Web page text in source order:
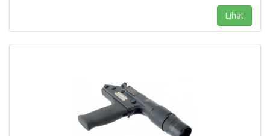
Lihat